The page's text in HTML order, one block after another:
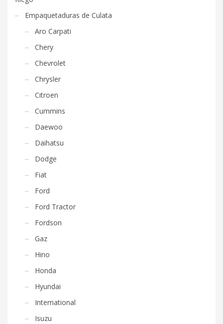
Empaquetaduras de Culata
Aro Carpati
Chery
Chevrolet
Chrysler
Citroen
Cummins
Daewoo
Daihatsu
Dodge
Fiat
Ford
Ford Tractor
Fordson
Gaz
Hino
Honda
Hyundai
International
Isuzu